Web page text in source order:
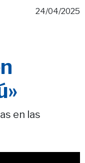
24/04/2025
en las